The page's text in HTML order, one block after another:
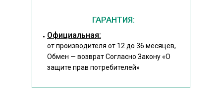
ГАРАНТИЯ:
Официальная:
от производителя от 12 до 36 месяцев,
Обмен — возврат Согласно Закону«О
защите прав потребителей»